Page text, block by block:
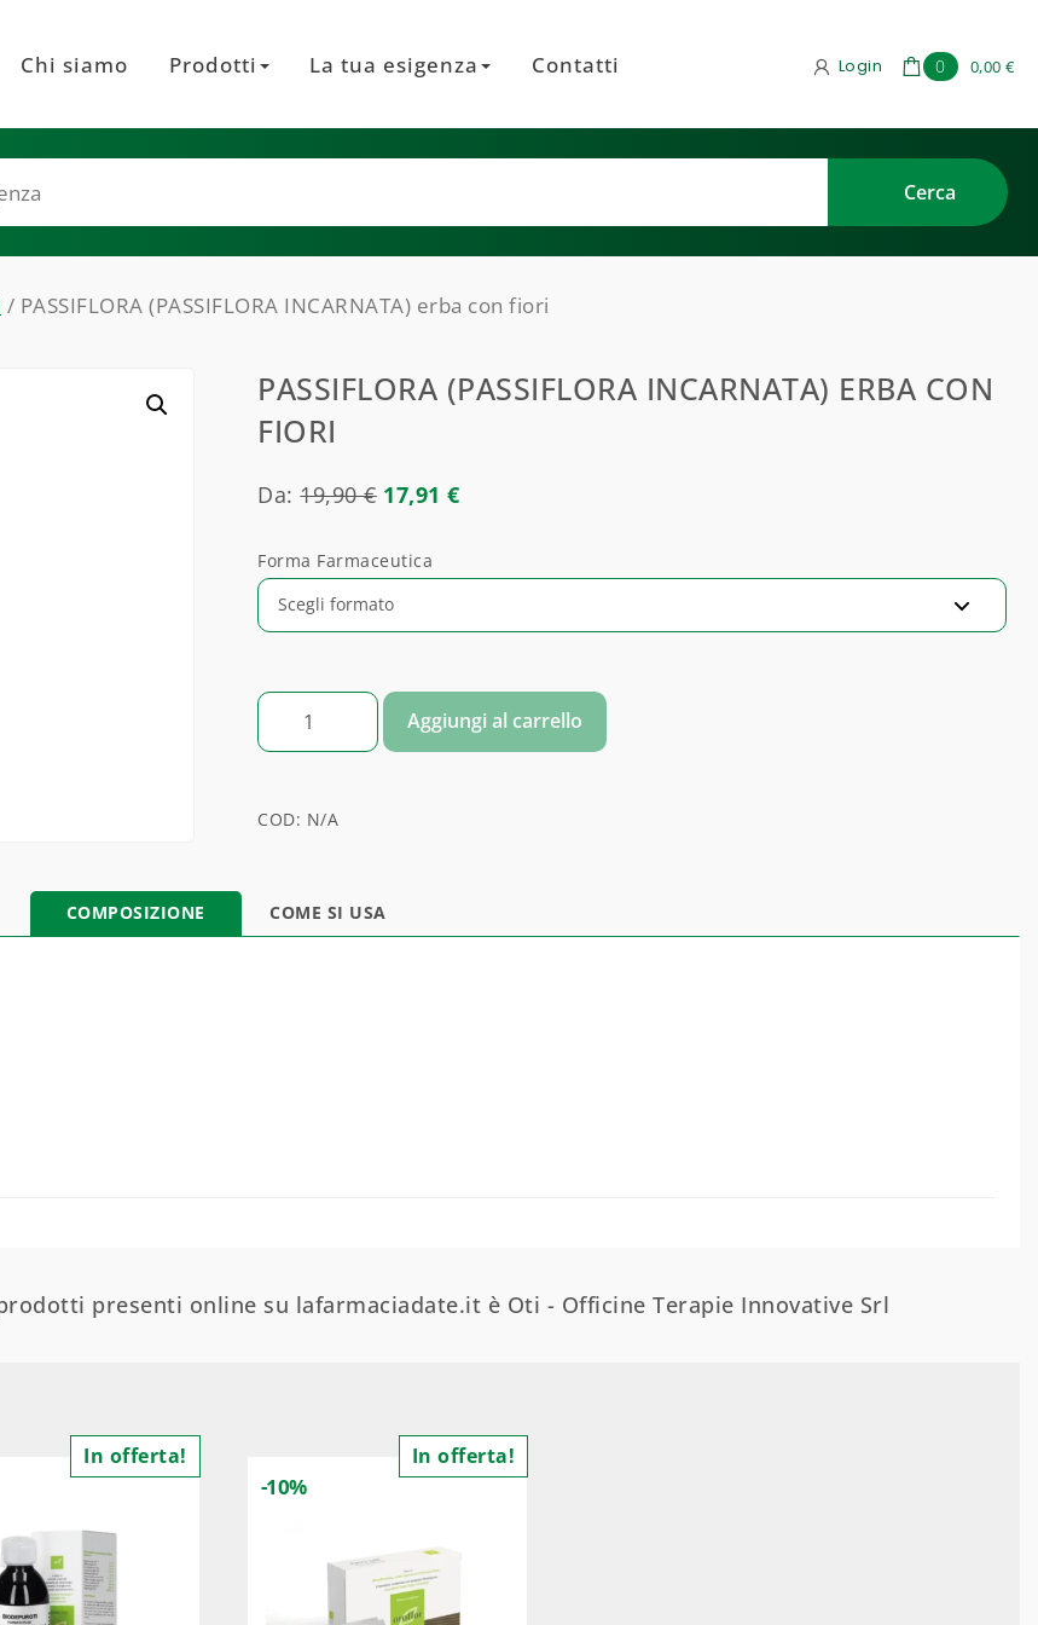
Chi siamo Prodotti La tua esigenza Contatti Login 0 0,00 €
/ PASSIFLORA (PASSIFLORA INCARNATA) erba con fiori
PASSIFLORA (PASSIFLORA INCARNATA) ERBA CON
FIORI
Da:19,90€ 17,91€
Forma Farmaceutica
PASSIFLORA (PASSIFLORA INCARNATA) erba con fiori quantità
Aggiungi al carrello
COD: N/A
COMPOSIZIONE COME SI USA
presenti online su lafarmaciadate.it è Oti - Officine Terapie Innovative Srl
In offerta! In offerta!
-10%